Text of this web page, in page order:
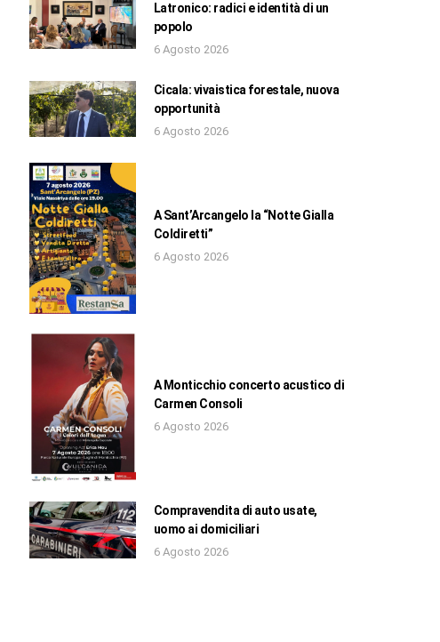
Latronico: radici e identità di un
popolo
6 Agosto 2026
Cicala: vivaistica forestale, nuova
opportunità
6 Agosto 2026
A Sant’Arcangelo la “Notte Gialla
Coldiretti”
6 Agosto 2026
A Monticchio concerto acustico di
Carmen Consoli
6 Agosto 2026
Compravendita di auto usate,
uomo ai domiciliari
6 Agosto 2026